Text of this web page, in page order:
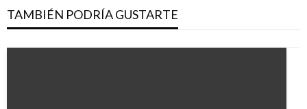
TAMBIÉN PODRÍA GUSTARTE